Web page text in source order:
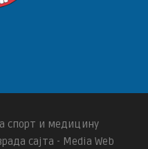
спорт и медицину
сајта - Media Web